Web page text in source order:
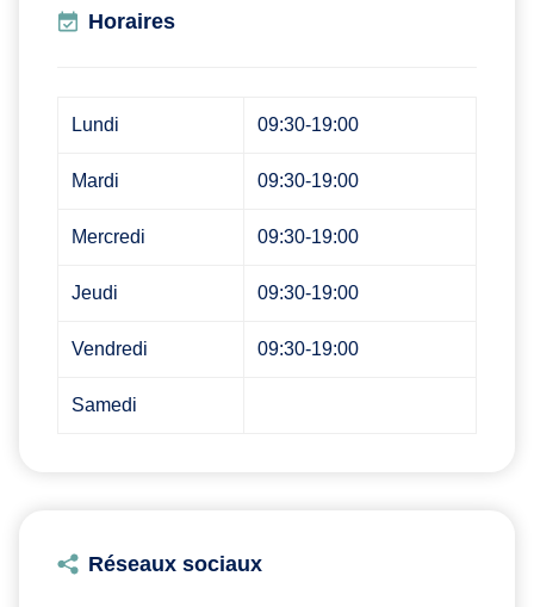
Horaires
Lundi 09:30-19:00
Mardi 09:30-19:00
Mercredi 09:30-19:00
Jeudi 09:30-19:00
Vendredi 09:30-19:00
Samedi
Réseaux sociaux